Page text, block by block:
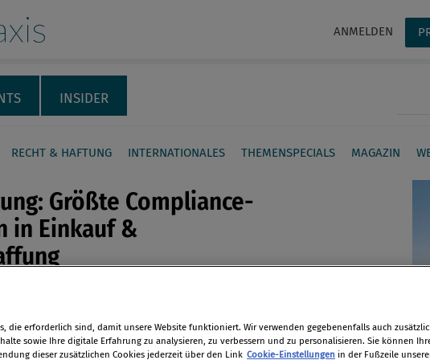
ANMELDEN
INSIDER
RECHT & HAFTUNG INTERNATIONALES THEMENSPECIALS MAGAZIN
Größte Compliance-
in Einkauf &
und Haftungsrisiken betreffen
deutscher Unternehmen vor
für Einkauf und
die erforderlich sind, damit unsere Website funktioniert. Wir verwenden gegebenenfalls auch
sowie Ihre digitale Erfahrung zu analysieren, zu verbessern und zu personalisieren. Sie können
dieser zusätzlichen Cookies jederzeit über den Link Cookie-Einstellungen in der Fußzeile